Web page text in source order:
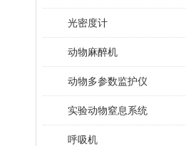
光密度计
动物麻醉机
动物多参数监护仪
实验动物窒息系统
呼吸机